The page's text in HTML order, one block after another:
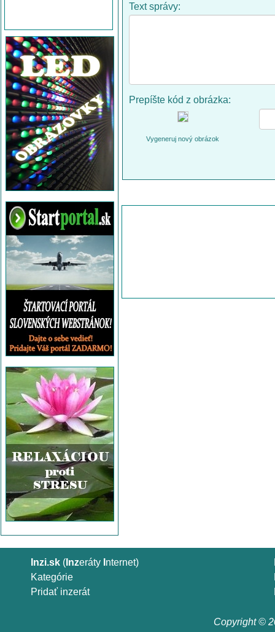
Text správy:
Prepíšte kód z obrázka:
Vygeneruj nový obrázok
Inzi.sk ( Inzeráty nternet)
Kategórie
Pridať inzerát
Copyright ©